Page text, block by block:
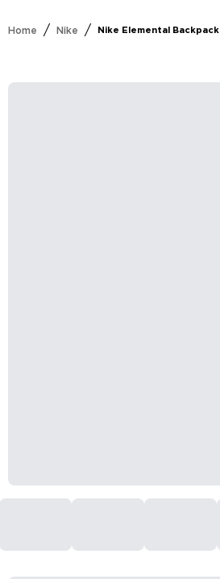
Home / Nike / Nike Elemental Backpack